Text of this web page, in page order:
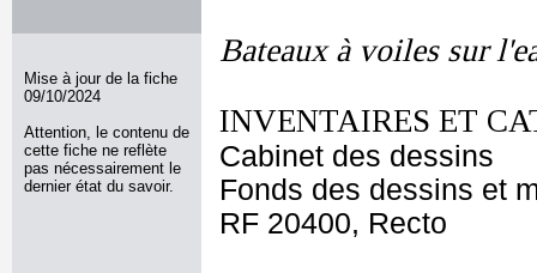
Mise à jour de la fiche
09/10/2024
Attention, le contenu de
cette fiche ne reflète
pas nécessairement le
dernier état du savoir.
Bateaux à voiles sur
INVENTAIRES ET
Cabinet des dessins
Fonds des dessins et
RF 20400, Recto